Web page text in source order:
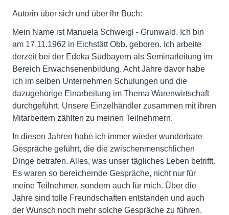
Autorin über sich und über ihr Buch:
Mein Name ist Manuela Schweigl - Grunwald. Ich bin
am 17.11.1962 in Eichstätt Obb. geboren. Ich arbeite
derzeit bei der Edeka Südbayern als Seminarleitung im
Bereich Erwachsenenbildung. Acht Jahre davor habe
ich im selben Unternehmen Schulungen und die
dazugehörige Einarbeitung im Thema Warenwirtschaft
durchgeführt. Unsere Einzelhändler zusammen mit ihren
Mitarbeitern zählten zu meinen Teilnehmern.
In diesen Jahren habe ich immer wieder wunderbare
Gespräche geführt, die die zwischenmenschlichen
Dinge betrafen. Alles, was unser tägliches Leben betrifft.
Es waren so bereichernde Gespräche, nicht nur für
meine Teilnehmer, sondern auch für mich. Über die
Jahre sind tolle Freundschaften entstanden und auch
der Wunsch noch mehr solche Gespräche zu führen.